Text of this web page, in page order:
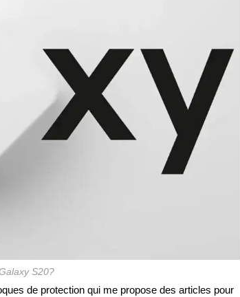
S20?
de protection qui me propose des articles pour